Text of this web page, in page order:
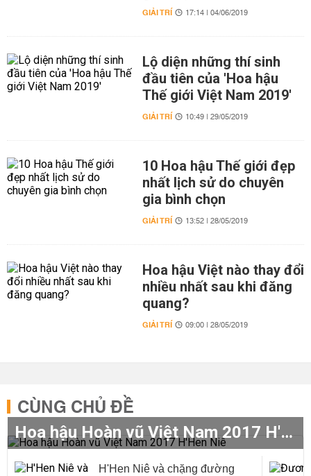
GIẢI TRÍ 17:14 | 04/06/2019
Lộ diện những thí sinh
đầu tiên của 'Hoa hậu
Thế giới Việt Nam 2019'
GIẢI TRÍ 10:49 | 29/05/2019
10 Hoa hậu Thế giới đẹp
nhất lịch sử do chuyên
gia bình chọn
GIẢI TRÍ 13:52 | 28/05/2019
Hoa hậu Việt nào thay đổi
nhiều nhất sau khi đăng
quang?
GIẢI TRÍ 09:00 | 28/05/2019
CÙNG CHỦ ĐỀ
Hoa hậu Hoàn vũ Việt Nam 2017 H'Hen Niê
H'Hen Niê và chặng đường